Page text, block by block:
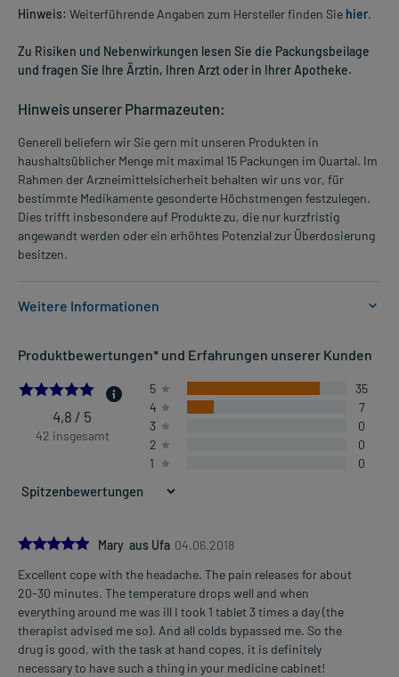
Hinweis: Weiterführende Angaben zum Hersteller finden Sie hier.
Zu Risiken und Nebenwirkungen lesen Sie die Packungsbeilage
und fragen Sie Ihre Ärztin, Ihren Arzt oder in Ihrer Apotheke.
Hinweis unserer Pharmazeuten:
Generell beliefern wir Sie gern mit unseren Produkten in
haushaltsüblicher Menge mit maximal 15 Packungen im Quartal. Im
Rahmen der Arzneimittelsicherheit behalten wir uns vor, für
bestimmte Medikamente gesonderte Höchstmengen festzulegen.
Dies trifft insbesondere auf Produkte zu, die nur kurzfristig
angewandt werden oder ein erhöhtes Potenzial zur Überdosierung
besitzen.
Weitere Informationen
- Leichte bis mäßig starke Schmerzen, wie:
- Regelschmerzen
- Zahnschmerzen
- Fieber
Dosierung und Anwendungshinweise:
Kinder von 4-8 Jahren mit 17-25 kg Körpergewicht
1-4 mal täglich
Kinder von 8-11 Jahren mit 26-32 kg Körpergewicht
1/2 Tablette
1-6 mal täglich (max. 3 Tabletten pro Tag)
im Abstand von 4-6 Stunden, unabhängig von der Mahlzeit
Produktbewertungen* und Erfahrungen unserer Kunden
4.833333333333333
4,8 / 5
42 insgesamt
5
35
4
7
3
0
2
0
1
0
5.0
Mary aus Ufa 04.06.2018
Excellent cope with the headache. The pain releases for about
20-30 minutes. The temperature drops well and when
everything around me was ill I took 1 tablet 3 times a day (the
therapist advised me so). And all colds bypassed me. So the
drug is good, with the task at hand copes, it is definitely
necessary to have such a thing in your medicine cabinet!